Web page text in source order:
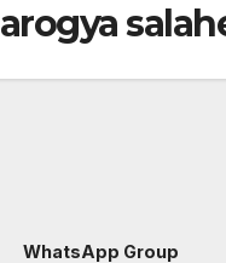
arogya
WhatsApp Group